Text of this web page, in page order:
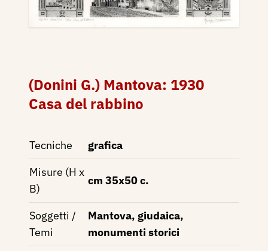
(Donini G.) Mantova: 1930
Casa del rabbino
Tecniche
grafica
Misure (H x
B)
cm 35x50 c.
Soggetti /
Temi
Mantova, giudaica,
monumenti storici